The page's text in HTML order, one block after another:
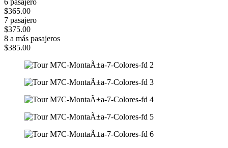
$365.00
7 pasajero
$375.00
8 a más pasajeros
$385.00